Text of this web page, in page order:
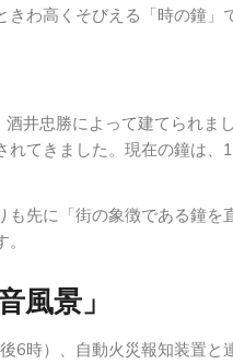
わ高くそびえる「時の鐘」
井忠勝によって建てられま
てきました。現在の鐘は
先に「街の象徴である鐘を
風景」
6時）、自動火災報知装置と